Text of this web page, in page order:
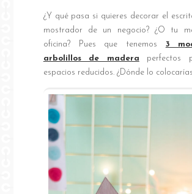
¿Y qué pasa si quieres decorar el
mostrador de un negocio? ¿O tu
oficina? Pues que tenemos 3
arbolillos de madera perfectos
espacios reducidos. ¿Dónde lo